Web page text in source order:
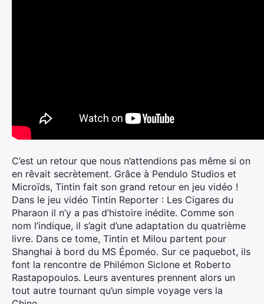
C’est un retour que nous n’attendions pas même si on
en rêvait secrètement. Grâce à Pendulo Studios et
Microïds, Tintin fait son grand retour en jeu vidéo !
Dans le jeu vidéo Tintin Reporter : Les Cigares du
Pharaon il n’y a pas d’histoire inédite. Comme son
nom l’indique, il s’agit d’une adaptation du quatrième
livre. Dans ce tome, Tintin et Milou partent pour
Shanghai à bord du MS Époméo. Sur ce paquebot, ils
font la rencontre de Philémon Siclone et Roberto
Rastapopoulos. Leurs aventures prennent alors un
tout autre tournant qu’un simple voyage vers la